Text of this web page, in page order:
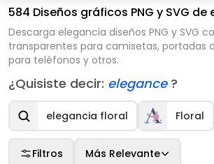
584 Diseños gráficos PNG y SVG de
Descarga elegancia diseños PNG y SVG
transparentes para camisetas, portadas
para teléfonos y otros.
¿Quisiste decir: elegance ?
elegancia floral Floral
Filtros Más Relevante